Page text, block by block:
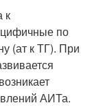
к
по
(ат к ТГ). При
АИТа.